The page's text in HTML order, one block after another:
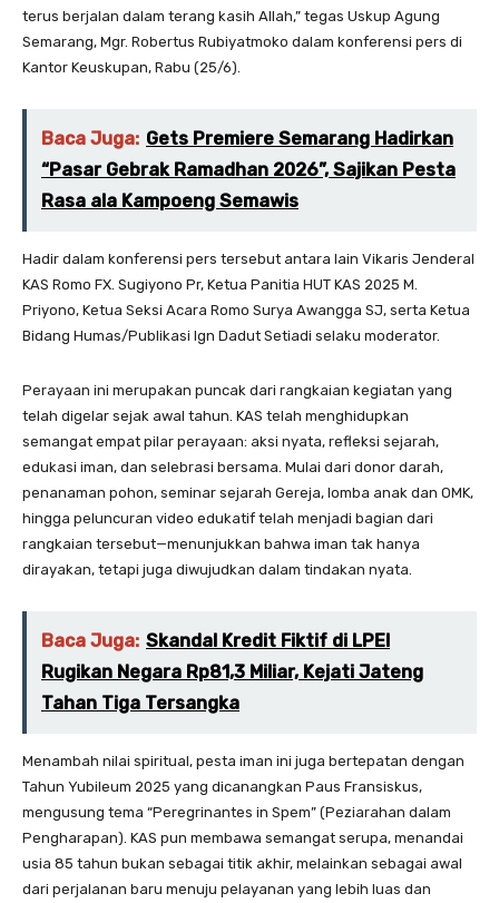
terus berjalan dalam terang kasih Allah,” tegas Uskup Agung
Semarang, Mgr. Robertus Rubiyatmoko dalam konferensi pers di
Kantor Keuskupan, Rabu (25/6).
Baca Juga: Gets Premiere Semarang Hadirkan
“Pasar Gebrak Ramadhan 2026”, Sajikan Pesta
Rasa ala Kampoeng Semawis
Hadir dalam konferensi pers tersebut antara lain Vikaris Jenderal
KAS Romo FX. Sugiyono Pr, Ketua Panitia HUT KAS 2025 M.
Priyono, Ketua Seksi Acara Romo Surya Awangga SJ, serta Ketua
Bidang Humas/Publikasi Ign Dadut Setiadi selaku moderator.
Perayaan ini merupakan puncak dari rangkaian kegiatan yang
telah digelar sejak awal tahun. KAS telah menghidupkan
semangat empat pilar perayaan: aksi nyata, refleksi sejarah,
edukasi iman, dan selebrasi bersama. Mulai dari donor darah,
penanaman pohon, seminar sejarah Gereja, lomba anak dan OMK,
hingga peluncuran video edukatif telah menjadi bagian dari
rangkaian tersebut—menunjukkan bahwa iman tak hanya
dirayakan, tetapi juga diwujudkan dalam tindakan nyata.
Baca Juga: Skandal Kredit Fiktif di LPEI
Rugikan Negara Rp81,3 Miliar, Kejati Jateng
Tahan Tiga Tersangka
Menambah nilai spiritual, pesta iman ini juga bertepatan dengan
Tahun Yubileum 2025 yang dicanangkan Paus Fransiskus,
mengusung tema “Peregrinantes in Spem” (Peziarahan dalam
Pengharapan). KAS pun membawa semangat serupa, menandai
usia 85 tahun bukan sebagai titik akhir, melainkan sebagai awal
dari perjalanan baru menuju pelayanan yang lebih luas dan